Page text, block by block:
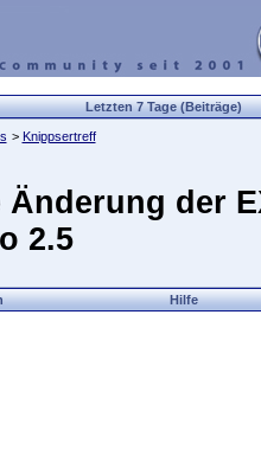
Letzten 7 Tage (Beiträge)
> Knippsertreff
der
2.5
Hilfe